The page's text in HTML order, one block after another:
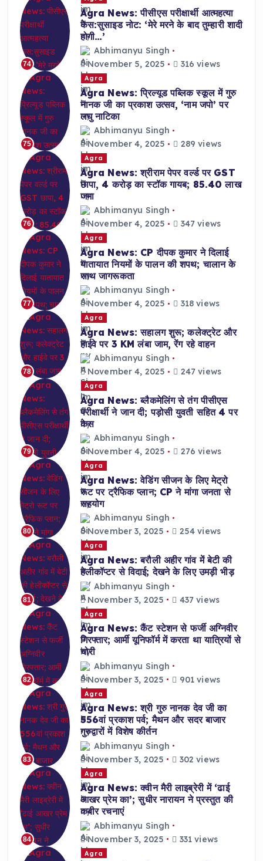
74
Agra News: पीसीएस परीक्षार्थी आत्महत्या
केस:सुसाइड नोट: ‘मेरे मरने के बाद तुम्हारी शादी
होगी…’
Abhimanyu Singh
November 5, 2025
316 views
75
Agra
Agra News: प्रिल्यूड पब्लिक स्कूल में गुरु
नानक जी का प्रकाश उत्सव, ‘नाम जपो’ पर
लघु नाटिका
Abhimanyu Singh
November 4, 2025
289 views
76
Agra
Agra News: श्रीराम पेपर वर्ल्ड पर GST
छापा, 4 करोड़ का स्टॉक गायब; 85.40 लाख
जमा
Abhimanyu Singh
November 4, 2025
347 views
77
Agra
Agra News: CP दीपक कुमार ने दिलाई
यातायात नियमों के पालन की शपथ; चालान के
साथ जागरूकता
Abhimanyu Singh
November 4, 2025
318 views
78
Agra
Agra News: सहालग शुरू; कलेक्ट्रेट और
हाईवे पर 3 KM लंबा जाम, रेंग रहे वाहन
Abhimanyu Singh
November 4, 2025
247 views
79
Agra
Agra News: ब्लैकमेलिंग से तंग पीसीएस
परीक्षार्थी ने जान दी; पड़ोसी युवती सहित 4 पर
केस
Abhimanyu Singh
November 4, 2025
276 views
80
Agra
Agra News: वेडिंग सीजन के लिए मेट्रो
रूट पर ट्रैफिक प्लान; CP ने मांगा जनता से
सहयोग
Abhimanyu Singh
November 3, 2025
254 views
81
Agra
Agra News: बरौली अहीर गांव में बेटी की
हेलीकॉप्टर से विदाई; देखने के लिए उमड़ी भीड़
Abhimanyu Singh
November 3, 2025
437 views
82
Agra
Agra News: कैंट स्टेशन से फर्जी अग्निवीर
गिरफ्तार; आर्मी यूनिफॉर्म में करता था यात्रियों से
चोरी
Abhimanyu Singh
November 3, 2025
901 views
83
Agra
Agra News: श्री गुरु नानक देव जी का
556वां प्रकाश पर्व; मैथन और सदर बाजार
गुरुद्वारों में विशेष कीर्तन
Abhimanyu Singh
November 3, 2025
302 views
84
Agra
Agra News: क्वीन मैरी लाइब्रेरी में ‘ढाई
आखर प्रेम का’; सुधीर नारायन ने प्रस्तुत की
कबीर रचनाएं
Abhimanyu Singh
November 3, 2025
331 views
Agra